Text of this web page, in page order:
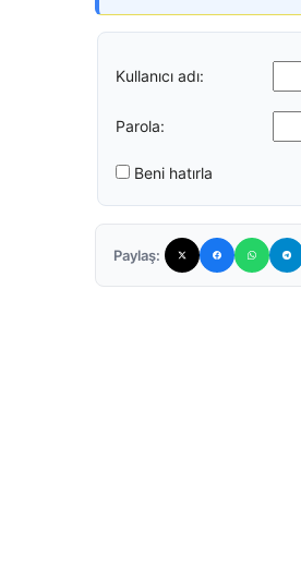
Kullanıcı adı:
Parola:
Beni hatırla
Paylaş: